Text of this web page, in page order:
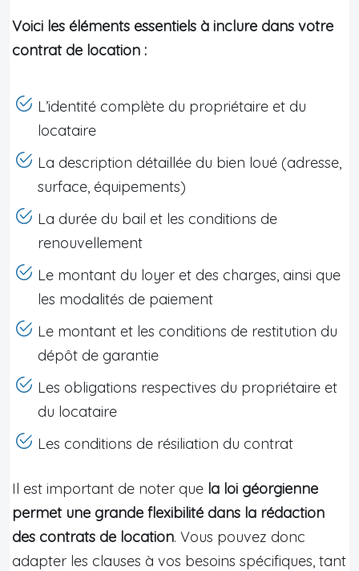
Voici les éléments essentiels à inclure dans votre
contrat de location :
L’identité complète du propriétaire et du
locataire
La description détaillée du bien loué (adresse,
surface, équipements)
La durée du bail et les conditions de
renouvellement
Le montant du loyer et des charges, ainsi que
les modalités de paiement
Le montant et les conditions de restitution du
dépôt de garantie
Les obligations respectives du propriétaire et
du locataire
Les conditions de résiliation du contrat
Il est important de noter que la loi géorgienne
permet une grande flexibilité dans la rédaction
des contrats de location. Vous pouvez donc
adapter les clauses à vos besoins spécifiques, tant